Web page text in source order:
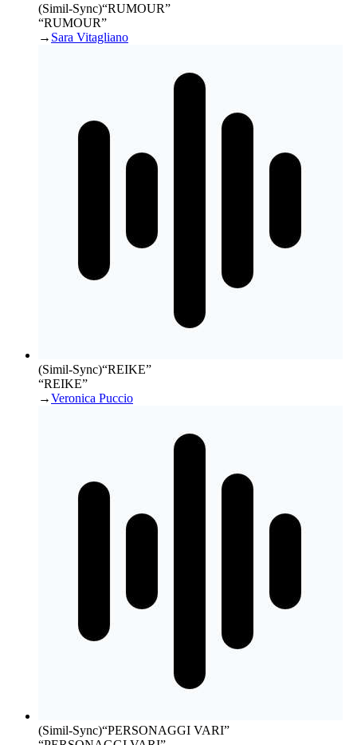
(Simil-Sync)“RUMOUR”
“RUMOUR”
→ Sara Vitagliano
(Simil-Sync)“REIKE”
“REIKE”
→Veronica Puccio
(Simil-Sync)“PERSONAGGI VARI”